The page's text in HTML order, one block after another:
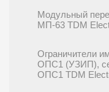
Модульный
МП-63 TDM
Ограничители
ОПС1 (УЗИП),
ОПС1 TDM